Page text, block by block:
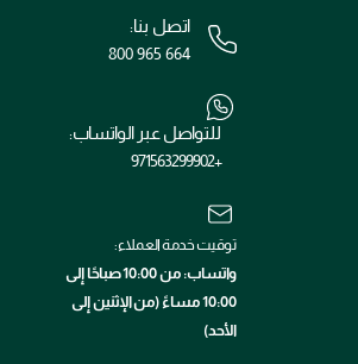
اتصل بنا:
800 965 664
للتواصل عبر الواتساب:
+971563299902
توقيت خدمة العملاء:
واتساب: من 10:00 صباحًا إلى
10:00 مساءً (من الإثنين إلى
الأحد)